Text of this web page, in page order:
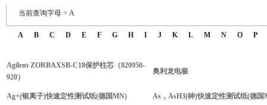
当前查询字母 > A
A B C D E F G H I J K L M N O P
Agilent ZORBAXSB-C18保护柱芯（820950-
920）
奥利龙电极
Ag+(银离子)快速定性测试纸(德国MN) As，AsH3(砷)快速定性测试纸(德国